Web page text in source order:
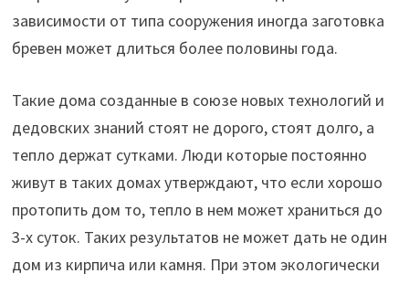
зависимости от типа сооружения иногда заготовка
бревен может длиться более половины года.
Такие дома созданные в союзе новых технологий и
дедовских знаний стоят не дорого, стоят долго, а
тепло держат сутками. Люди которые постоянно
живут в таких домах утверждают, что если хорошо
протопить дом то, тепло в нем может храниться до
3-х суток. Таких результатов не может дать не один
дом из кирпича или камня. При этом экологически